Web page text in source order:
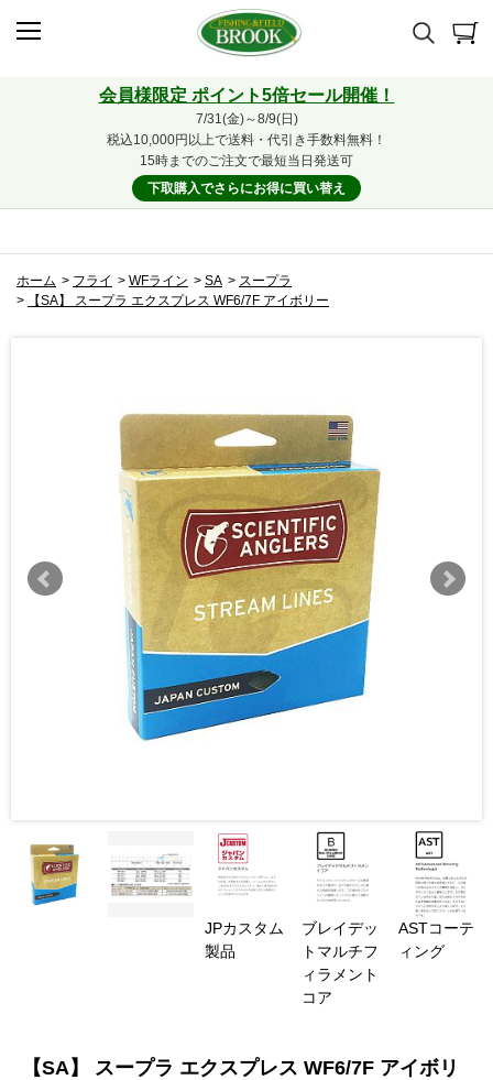
会員様限定 ポイント5倍セール開催！
7/31(金)～8/9(日)
税込10,000円以上で送料・代引き手数料無料！
15時までのご注文で最短当日発送可
下取購入でさらにお得に買い替え
ホーム > フライ > WFライン > SA > スープラ
>
【SA】 スープラ エクスプレス WF6/7F アイボリー
JPカスタム
製品
ブレイデッ
トマルチフ
ィラメント
コア
ASTコーテ
ィング
【SA】 スープラ エクスプレス WF6/7F アイボリ